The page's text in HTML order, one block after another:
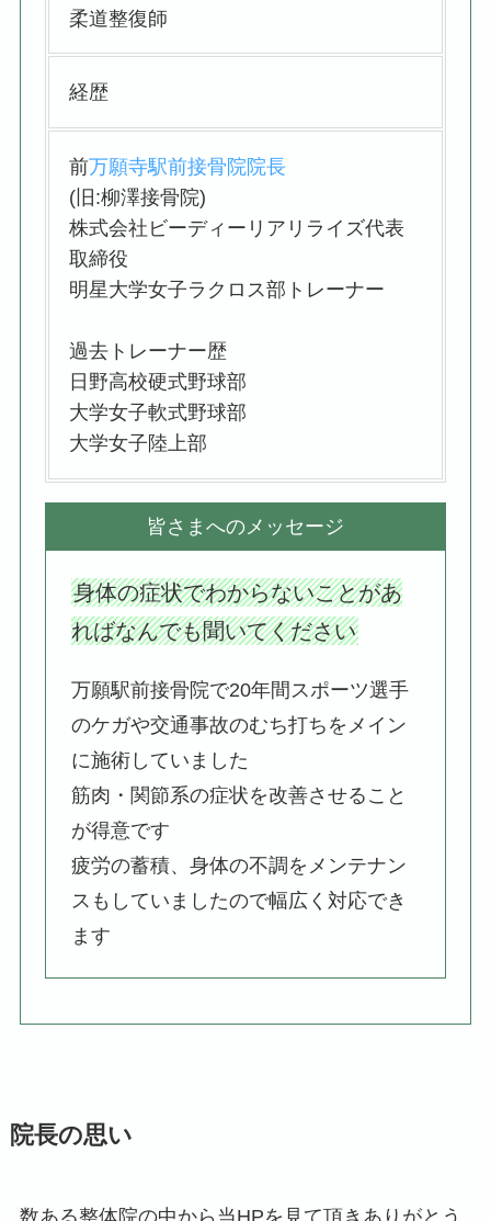
柔道整復師
経歴
前万願寺駅前接骨院院長
(旧:柳澤接骨院)
株式会社ビーディーリアリライズ代表
取締役
明星大学女子ラクロス部トレーナー
過去トレーナー歴
日野高校硬式野球部
大学女子軟式野球部
大学女子陸上部
皆さまへのメッセージ
身体の症状でわからないことがあ
ればなんでも聞いてください
万願駅前接骨院で20年間スポーツ選手
のケガや交通事故のむち打ちをメイン
に施術していました
筋肉・関節系の症状を改善させること
が得意です
疲労の蓄積、身体の不調をメンテナン
スもしていましたので幅広く対応でき
ます
院長の思い
数ある整体院の中から当HPを見て頂きありがとう